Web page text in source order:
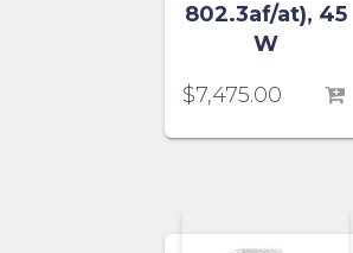
802.3af/at), 45
W
$7,475.00